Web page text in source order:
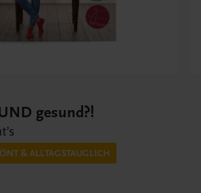
gesund?!
& ALLTAGSTAUGLICH